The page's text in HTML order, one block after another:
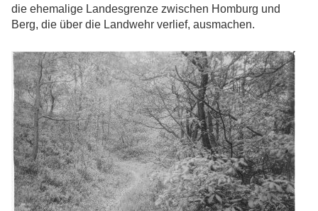
die ehemalige Landesgrenze zwischen Homburg und
Berg, die über die Landwehr verlief, ausmachen.